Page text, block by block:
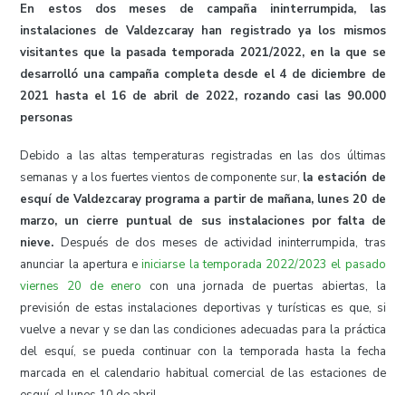
En estos dos meses de campaña ininterrumpida, las
instalaciones de Valdezcaray han registrado ya los mismos
visitantes que la pasada temporada 2021/2022, en la que se
desarrolló una campaña completa desde el 4 de diciembre de
2021 hasta el 16 de abril de 2022, rozando casi las 90.000
personas
Debido a las altas temperaturas registradas en las dos últimas
semanas y a los fuertes vientos de componente sur, la estación de
esquí de Valdezcaray programa a partir de mañana, lunes 20 de
marzo, un cierre puntual de sus instalaciones por falta de
nieve. Después de dos meses de actividad ininterrumpida, tras
anunciar la apertura einiciarse la temporada 2022/2023 el pasado
viernes 20 de enero con una jornada de puertas abiertas, la
previsión de estas instalaciones deportivas y turísticas es que, si
vuelve a nevar y se dan las condiciones adecuadas para la práctica
del esquí, se pueda continuar con la temporada hasta la fecha
marcada en el calendario habitual comercial de las estaciones de